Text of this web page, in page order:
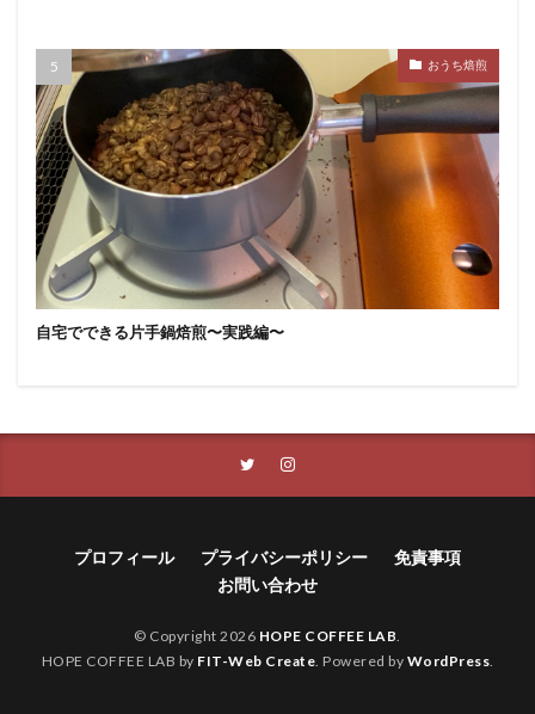
おうち焙煎
自宅でできる片手鍋焙煎〜実践編〜
プロフィール プライバシーポリシー
免責事項
お問い合わせ
© Copyright 2026 HOPE COFFEE LAB
HOPE COFFEE LAB by FIT-Web Create . Powered by WordPress